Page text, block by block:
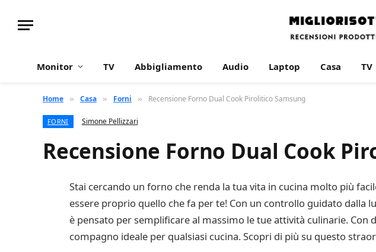
Monitor TV Abbigliamento Audio Laptop Casa TV
Home » Casa » Forni » Recensione Forno Dual Cook Pirolitico Samsung
FORNI Simone Pellizzari
Recensione Forno Dual Cook
Stai cercando un forno che renda la tua vita in cucina molto più
essere proprio quello che fa per te! Con un controllo guidato dalla
è pensato per semplificare al massimo le tue attività culinarie. Con
compagno ideale per qualsiasi cucina. Scopri di più su questo